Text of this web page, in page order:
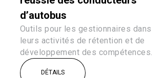
d’autobus
Outils pour les gestionnaires dans
leurs activités de rétention et de
développement des compétences.
DÉTAILS